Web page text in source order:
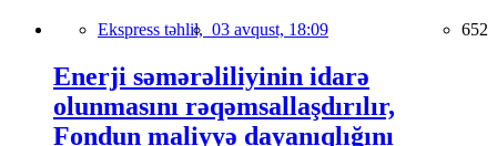
Ekspress təhlil, 03 avqust, 18:09 652
Enerji səmərəliliyinin idarə
olunmasını rəqəmsallaşdırılır,
Fondun maliyyə dayanıqlığını